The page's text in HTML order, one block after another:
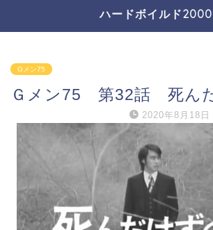
ハードボイルド2000
Gメン75
Ｇメン75 第32話 死ん
2020年8月18日